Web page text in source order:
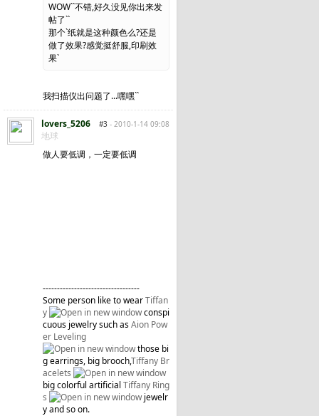
WOW``不错,好久没见你出来发
帖了``
那个`纸就是这种颜色么?还是
做了效果?感觉挺舒服,印刷效
果`
我扫描仪出问题了...嘿嘿``
#3 - 2010-1-14 09:08
lovers_5206
地球
做人要低调，一定要低调
----------------------------------
Some person like to wearTiffan
y
conspi
cuous jewelry such asAion Pow
er Leveling
those bi
g earrings, big brooch,Tiffany Br
acelets
big colorful artificial Tiffany Ring
s
jewelr
y and so on.